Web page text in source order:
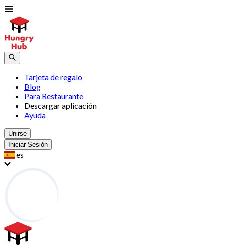
Tarjeta de regalo
Blog
Para Restaurante
Descargar aplicación
Ayuda
Unirse
Iniciar Sesión
es